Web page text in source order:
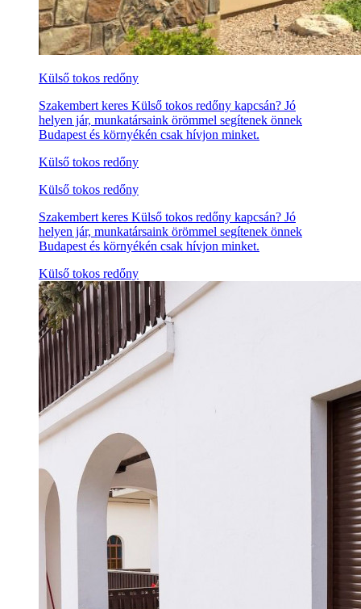
Külső tokos redőny
Szakembert keres Külső tokos redőny kapcsán? Jó
helyen jár, munkatársaink örömmel segítenek önnek
Budapest és környékén csak hívjon minket.
Külső tokos redőny
Külső tokos redőny
Szakembert keres Külső tokos redőny kapcsán? Jó
helyen jár, munkatársaink örömmel segítenek önnek
Budapest és környékén csak hívjon minket.
Külső tokos redőny